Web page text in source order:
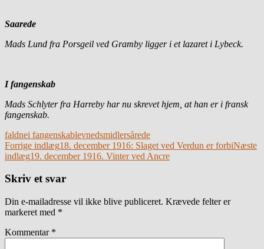
Saarede
Mads Lund fra Porsgeil ved Gramby ligger i et lazaret i Lybeck.
I fangenskab
Mads Schlyter fra Harreby har nu skrevet hjem, at han er i fransk
fangenskab.
faldnei fangenskablevnedsmidlersårede
Indlægsnavigation
Forrige indlæg18. december 1916: Slaget ved Verdun er forbiNæste
indlæg19. december 1916. Vinter ved Ancre
Skriv et svar
Din e-mailadresse vil ikke blive publiceret. Krævede felter er
markeret med *
Kommentar *